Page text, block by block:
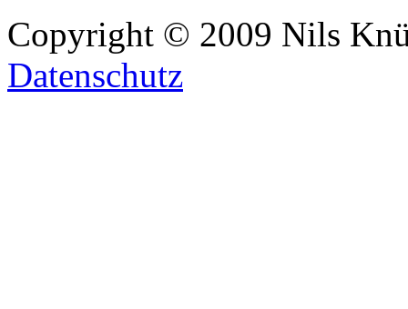
Copyright © 2009 Nils
Datenschutz